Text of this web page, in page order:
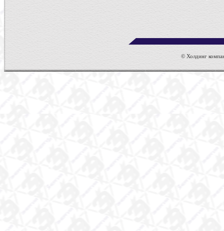
© Холдинг